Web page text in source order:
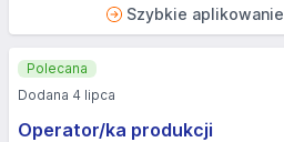
Szybkie aplikowanie
Operator/ka produkcji
Polecana
Dodana 4 lipca